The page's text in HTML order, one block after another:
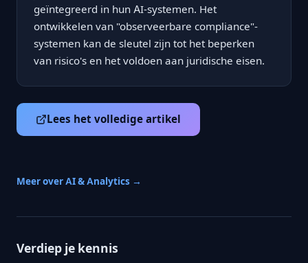
geïntegreerd in hun AI-systemen. Het
ontwikkelen van "observeerbare compliance"-
systemen kan de sleutel zijn tot het beperken
van risico's en het voldoen aan juridische eisen.
Lees het volledige artikel
Meer over AI & Analytics →
Verdiep je kennis